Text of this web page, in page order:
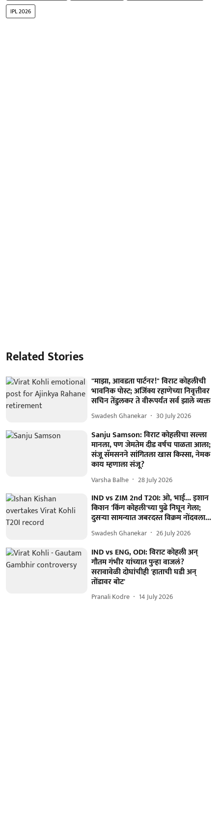
IPL 2026
Related Stories
"माझा, आवडता पार्टनर!" विराट कोहलीची
भावनिक पोस्ट; अजिंक्य रहाणेच्या निवृत्तीवर
सचिन तेंडुलकर ते वीरूपर्यंत सर्व झाले व्यक्त
Swadesh Ghanekar 30 July 2026
Sanju Samson: विराट कोहलीचा सल्ला
मानला, पण जेमतेम दीड वर्षच पाळता आला;
संजू सॅमसनने सांगितला खास किस्सा, नेमक
काय म्हणाला संजू?
Varsha Balhe 28 July 2026
IND vs ZIM 2nd T20I: ओ, भाई... इशान
किशन 'किंग कोहली'च्या पुढे निघून गेला;
दुसऱ्या सामन्यात जबरदस्त विक्रम नोंदवला...
Swadesh Ghanekar 26 July 2026
IND vs ENG, ODI: विराट कोहली अन्
गौतम गंभीर यांच्यात पुन्हा वाजलं?
सरावावेळी दोघांचीही 'हाताची घडी अन्
तोंडावर बोट'
Pranali Kodre 14 July 2026